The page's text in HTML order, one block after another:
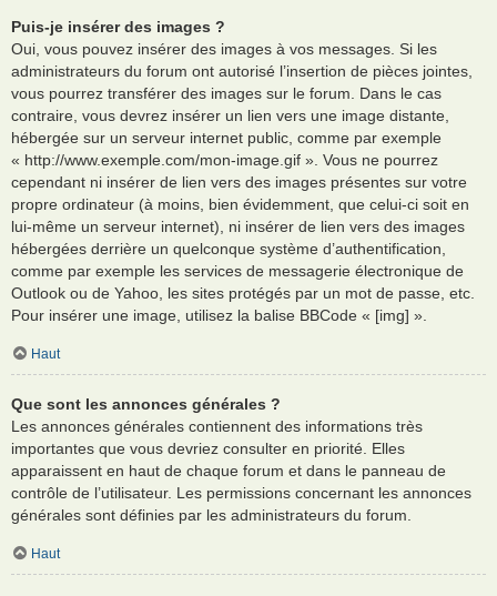
Puis-je insérer des images ?
Oui, vous pouvez insérer des images à vos messages. Si les
administrateurs du forum ont autorisé l’insertion de pièces jointes,
vous pourrez transférer des images sur le forum. Dans le cas
contraire, vous devrez insérer un lien vers une image distante,
hébergée sur un serveur internet public, comme par exemple
« http://www.exemple.com/mon-image.gif ». Vous ne pourrez
cependant ni insérer de lien vers des images présentes sur votre
propre ordinateur (à moins, bien évidemment, que celui-ci soit en
lui-même un serveur internet), ni insérer de lien vers des images
hébergées derrière un quelconque système d’authentification,
comme par exemple les services de messagerie électronique de
Outlook ou de Yahoo, les sites protégés par un mot de passe, etc.
Pour insérer une image, utilisez la balise BBCode « [img] ».
Haut
Que sont les annonces générales ?
Les annonces générales contiennent des informations très
importantes que vous devriez consulter en priorité. Elles
apparaissent en haut de chaque forum et dans le panneau de
contrôle de l’utilisateur. Les permissions concernant les annonces
générales sont définies par les administrateurs du forum.
Haut